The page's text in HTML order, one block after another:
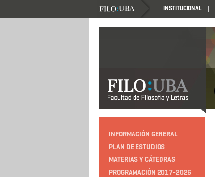
INSTITUCIONAL
INFORMACIÓN GENERAL
PLAN DE ESTUDIOS
MATERIAS Y CÁTEDRAS
PROGRAMACIÓN 2017-2026